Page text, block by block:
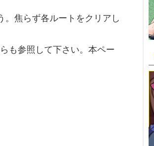
。焦らず各ルートをクリアし
も参照して下さい。本ペー